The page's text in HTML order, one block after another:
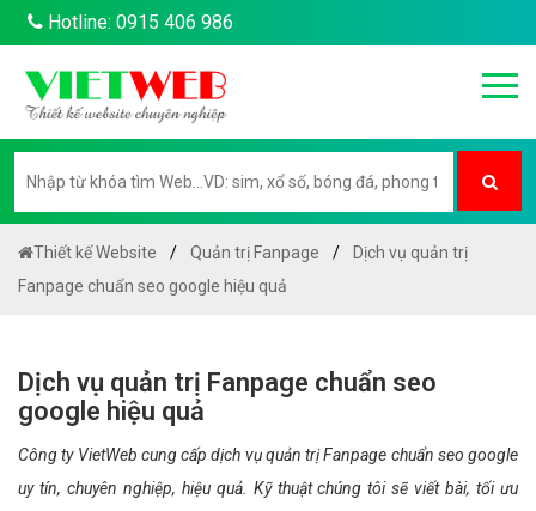
Hotline: 0915 406 986
Thiết kế Website Quản trị Fanpage
Dịch vụ quản trị
Fanpage chuẩn seo google hiệu quả
Dịch vụ quản trị Fanpage chuẩn seo
google hiệu quả
Công ty VietWeb cung cấp dịch vụ quản trị Fanpage chuẩn seo google
uy tín, chuyên nghiệp, hiệu quả. Kỹ thuật chúng tôi sẽ viết bài, tối ưu